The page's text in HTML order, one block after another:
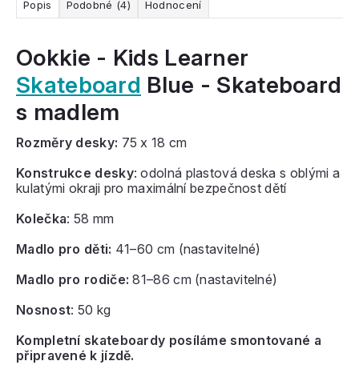
Popis Podobné (4) Hodnocení
Ookkie - Kids Learner
Skateboard Blue - Skateboard
s madlem
Rozměry desky: 75 x 18 cm
Konstrukce desky: odolná plastová deska s oblými a
kulatými okraji pro maximální bezpečnost dětí
Kolečka: 58 mm
Madlo pro děti: 41–60 cm (nastavitelné)
Madlo pro rodiče: 81–86 cm (nastavitelné)
Nosnost: 50 kg
Kompletní skateboardy posíláme smontované a
připravené k jízdě.